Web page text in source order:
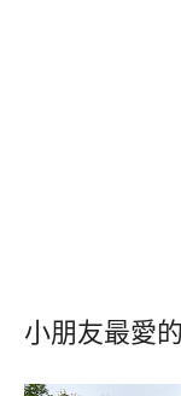
小朋友最愛